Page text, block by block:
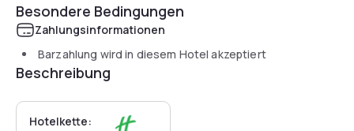
Besondere Bedingungen
Zahlungsinformationen
Barzahlung wird in diesem Hotel akzeptiert
Beschreibung
Hotelkette: